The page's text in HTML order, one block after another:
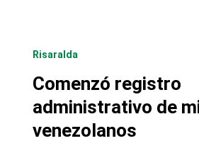
Risaralda
Comenzó registro
administrativo de
venezolanos